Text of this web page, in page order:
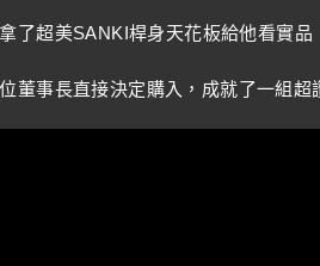
了超美SANKI桿身天花板給他看實品
董事長直接決定購入，成就了一組超